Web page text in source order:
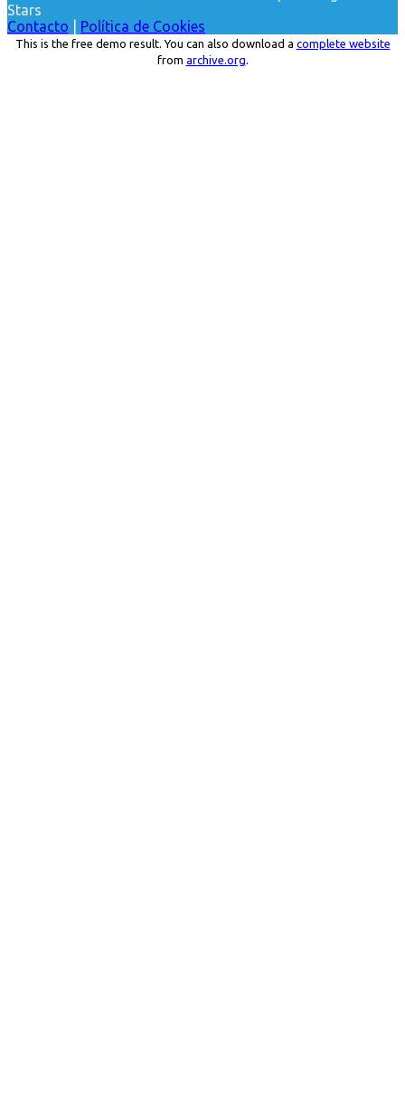
Stars
Contacto
Política de Cookies
This is the free demo result. You can also download a complete website
from archive.org.